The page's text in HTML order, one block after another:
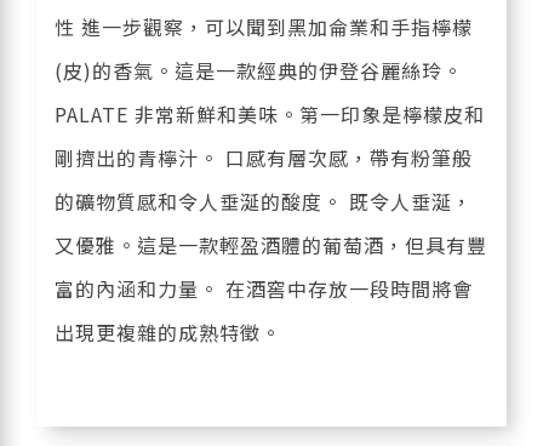
性 進一步觀察，可以聞到黑加侖業和手指檸檬
(皮)的香氣。這是一款經典的伊登谷麗絲玲。
PALATE 非常新鮮和美味。第一印象是檸檬皮和
剛擠出的青檸汁。 口感有層次感，帶有粉筆般
的礦物質感和令人垂涎的酸度。 既令人垂涎，
又優雅。這是一款輕盈酒體的葡萄酒，但具有豐
富的內涵和力量。 在酒窖中存放一段時間將會
出現更複雜的成熟特徵。